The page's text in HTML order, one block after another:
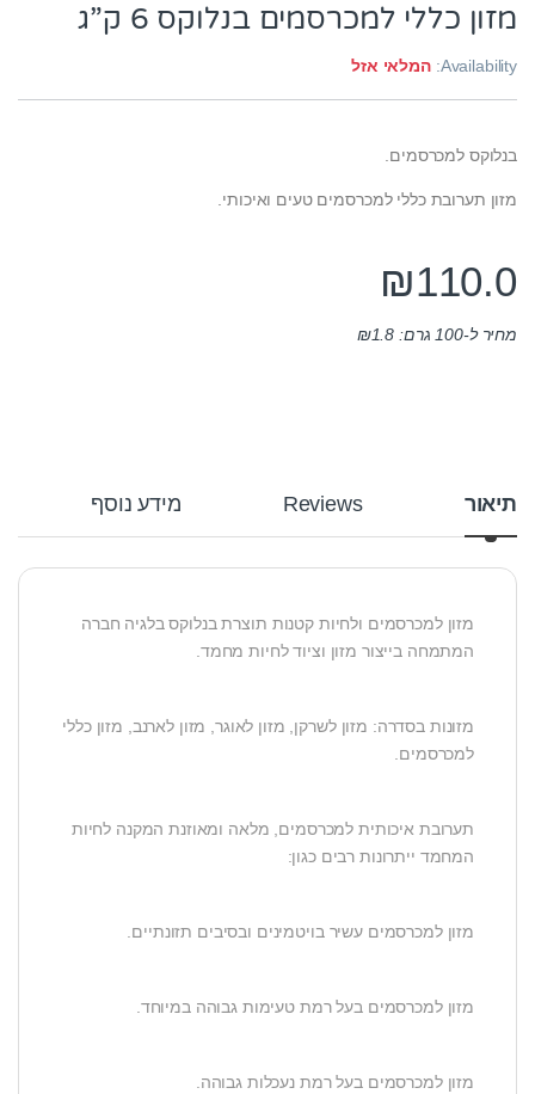
מזון כללי למכרסמים בנלוקס 6 ק”ג
Availability: המלאי אזל
בנלוקס למכרסמים.
מזון תערובת כללי למכרסמים טעים ואיכותי.
₪110.0
מחיר ל-100 גרם: ₪1.8
תיאור Reviews מידע נוסף
מזון למכרסמים ולחיות קטנות תוצרת בנלוקס בלגיה חברה
המתמחה בייצור מזון וציוד לחיות מחמד.
מזונות בסדרה: מזון לשרקן, מזון לאוגר, מזון לארנב, מזון כללי
למכרסמים.
תערובת איכותית למכרסמים, מלאה ומאוזנת המקנה לחיות
המחמד ייתרונות רבים כגון:
מזון למכרסמים עשיר בויטמינים ובסיבים תזונתיים.
מזון למכרסמים בעל רמת טעימות גבוהה במיוחד.
מזון למכרסמים בעל רמת נעכלות גבוהה.